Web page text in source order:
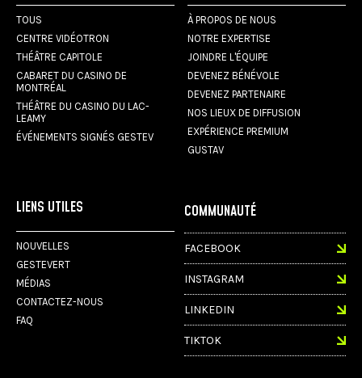
TOUS
CENTRE VIDÉOTRON
THÉÂTRE CAPITOLE
CABARET DU CASINO DE
MONTRÉAL
THÉÂTRE DU CASINO DU LAC-
LEAMY
ÉVÉNEMENTS SIGNÉS GESTEV
À PROPOS DE NOUS
NOTRE EXPERTISE
JOINDRE L'ÉQUIPE
DEVENEZ BÉNÉVOLE
DEVENEZ PARTENAIRE
NOS LIEUX DE DIFFUSION
EXPÉRIENCE PREMIUM
GUSTAV
LIENS UTILES
NOUVELLES
GESTEVERT
MÉDIAS
CONTACTEZ-NOUS
FAQ
COMMUNAUTÉ
FACEBOOK
INSTAGRAM
LINKEDIN
TIKTOK